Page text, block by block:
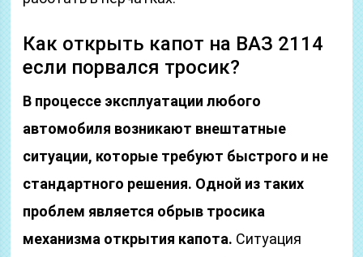
Как открыть капот на ВАЗ 2114
если порвался тросик?
В процессе эксплуатации любого
автомобиля возникают внештатные
ситуации, которые требуют быстрого и не
стандартного решения. Одной из таких
проблем является обрыв тросика
механизма открытия капота. Ситуация